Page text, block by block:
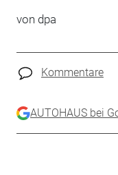
von dpa
Kommentare
AUTOHAUS bei